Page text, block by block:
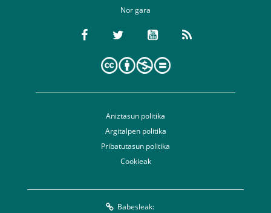
Nor gara
Aniztasun politika
Argitalpen politika
Pribatutasun politika
Cookieak
Babesleak: